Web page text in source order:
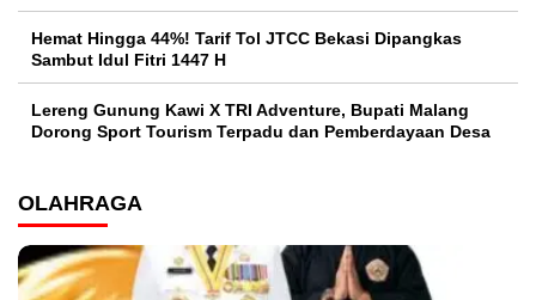
Hemat Hingga 44%! Tarif Tol JTCC Bekasi Dipangkas
Sambut Idul Fitri 1447 H
Lereng Gunung Kawi X TRI Adventure, Bupati Malang
Dorong Sport Tourism Terpadu dan Pemberdayaan Desa
OLAHRAGA